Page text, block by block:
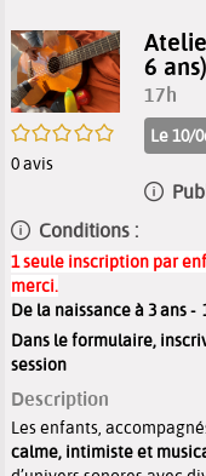
/5
0avis
6 ans)
17h
Le 10/
Conditions :
1 seule inscription par
merci.
De la naissance à 3 ans
Dans le formulaire,
session
Description
Les enfants,
calme, intimiste et